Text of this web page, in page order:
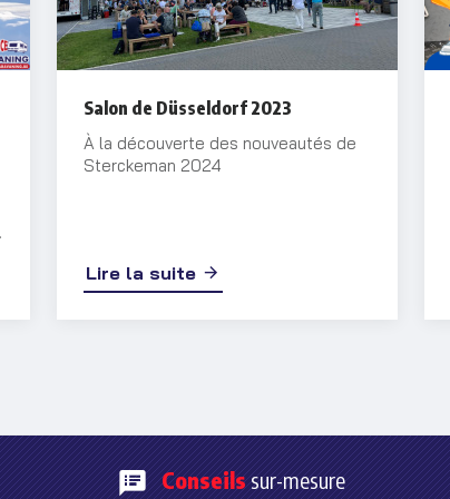
Salon de Düsseldorf 2023
À la découverte des nouveautés de
Sterckeman 2024
Lire la suite
Conseilssur-mesure